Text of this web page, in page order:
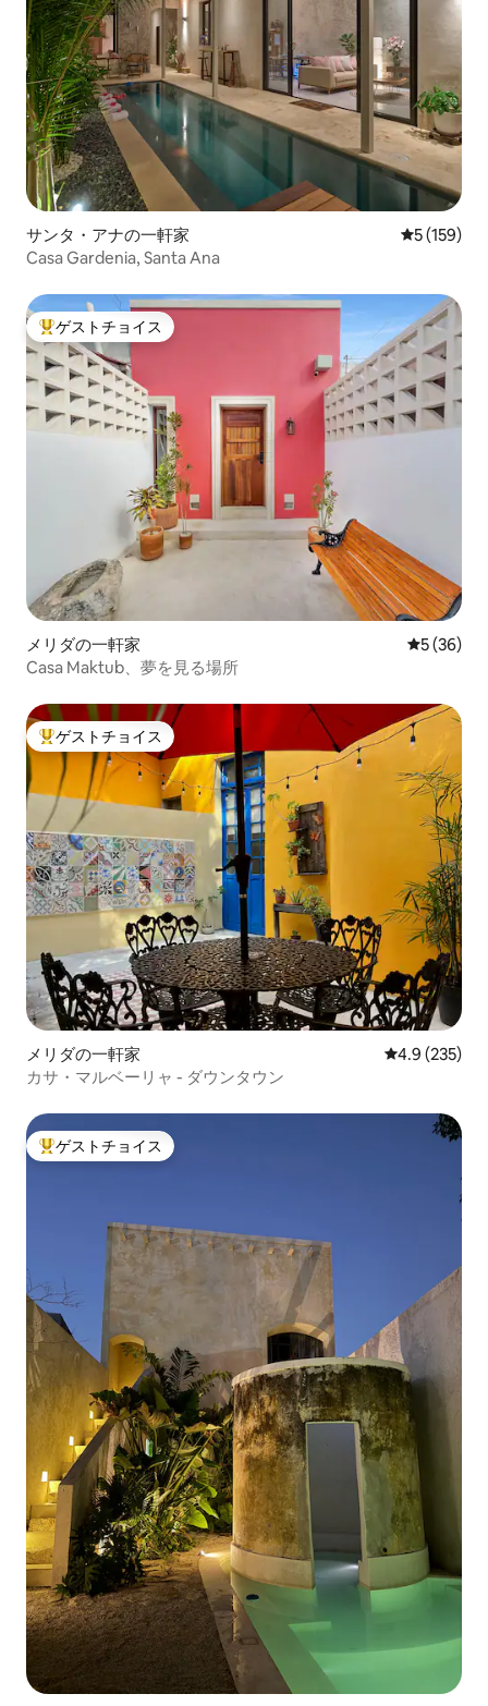
サンタ・アナの一軒家 レビュー
5 (159)
Casa Gardenia, Santa Ana
大好評のゲストチョイスです。
ゲストチョイス
メリダの一軒家 レビュー
5 (36)
Casa Maktub、夢を見る場所
大好評のゲストチョイスです。
ゲストチョイス
メリダの一軒家 レビュー235
4.9 (235)
カサ・マルベーリャ - ダウンタウン
大好評のゲストチョイスです。
ゲストチョイス